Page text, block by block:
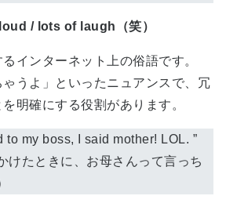
/ lots of laugh（笑）
インターネット上の俗語です。
ゃうよ」といったニュアンスで、冗
明確にする役割があります。
to my boss, I said mother! LOL. ”
けたときに、お母さんって言っち